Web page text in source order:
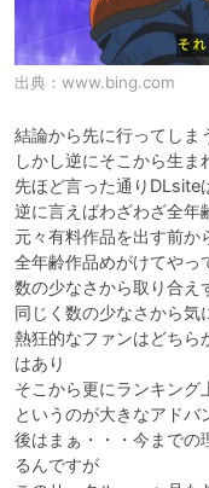
出典： www.bing.com
結論から先に行ってしま
しかし逆にそこから生ま
先ほど言った通りDLsite
逆に言えばわざわざ全年
元々有料作品を出す前か
全年齢作品めがけてやっ
数の少なさから取り合え
同じく数の少なさから気
熱狂的なファンはどちら
はあり
そこから更にランキング
というのが大きなアドバ
後はまぁ・・・今までの
るんですが